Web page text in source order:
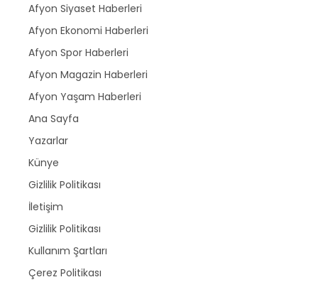
Afyon Siyaset Haberleri
Afyon Ekonomi Haberleri
Afyon Spor Haberleri
Afyon Magazin Haberleri
Afyon Yaşam Haberleri
Ana Sayfa
Yazarlar
Künye
Gizlilik Politikası
İletişim
Gizlilik Politikası
Kullanım Şartları
Çerez Politikası